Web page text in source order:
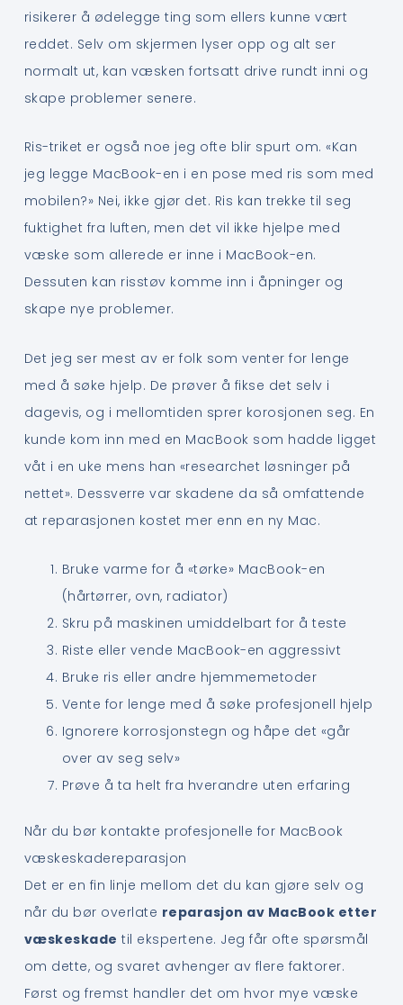
risikerer å ødelegge ting som ellers kunne vært
reddet. Selv om skjermen lyser opp og alt ser
normalt ut, kan væsken fortsatt drive rundt inni og
skape problemer senere.
Ris-triket er også noe jeg ofte blir spurt om. «Kan
jeg legge MacBook-en i en pose med ris som med
mobilen?» Nei, ikke gjør det. Ris kan trekke til seg
fuktighet fra luften, men det vil ikke hjelpe med
væske som allerede er inne i MacBook-en.
Dessuten kan risstøv komme inn i åpninger og
skape nye problemer.
Det jeg ser mest av er folk som venter for lenge
med å søke hjelp. De prøver å fikse det selv i
dagevis, og i mellomtiden sprer korosjonen seg. En
kunde kom inn med en MacBook som hadde ligget
våt i en uke mens han «researchet løsninger på
nettet». Dessverre var skadene da så omfattende
at reparasjonen kostet mer enn en ny Mac.
Bruke varme for å «tørke» MacBook-en
(hårtørrer, ovn, radiator)
Skru på maskinen umiddelbart for å teste
Riste eller vende MacBook-en aggressivt
Bruke ris eller andre hjemmemetoder
Vente for lenge med å søke profesjonell hjelp
Ignorere korrosjonstegn og håpe det «går
over av seg selv»
Prøve å ta helt fra hverandre uten erfaring
Når du bør kontakte profesjonelle for MacBook
væskeskadereparasjon
Det er en fin linje mellom det du kan gjøre selv og
når du bør overlate reparasjon av MacBook etter
væskeskade til ekspertene. Jeg får ofte spørsmål
om dette, og svaret avhenger av flere faktorer.
Først og fremst handler det om hvor mye væske